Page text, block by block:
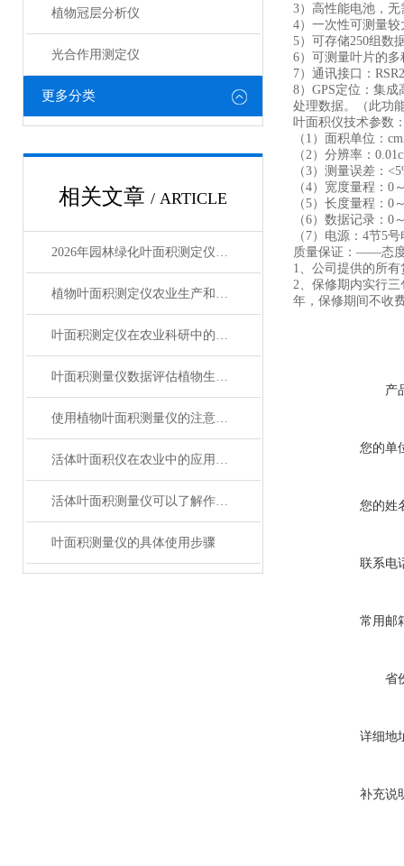
植物冠层分析仪
光合作用测定仪
更多分类
相关文章 / ARTICLE
2026年园林绿化叶面积测定仪行业测评报告及选购指南
植物叶面积测定仪农业生产和科学研究的应用
叶面积测定仪在农业科研中的应用
叶面积测量仪数据评估植物生长状况
使用植物叶面积测量仪的注意事项
活体叶面积仪在农业中的应用有哪些
活体叶面积测量仪可以了解作物生长情况吗
叶面积测量仪的具体使用步骤
3）高性能电池，
4）一次性可测量较
5）可存储250组数
6）可测量叶片的
7）通讯接口：
8）GPS定位：集
处理数据。（此功
叶面积仪技术参数
（1）面积单位：
（2）分辨率：
（3）测量误差：
（4）宽度量程：0
（5）长度量程：0
（6）数据记录：0
（7）电源：4节5
质量保证：——态
1、公司提供的所
2、保修期内实行
年，保修期间不收
产
您的单
您的姓
联系电
常用邮
省
详细地
补充说